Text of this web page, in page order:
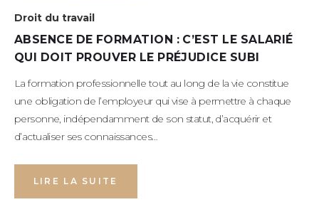
Droit du travail
ABSENCE DE FORMATION : C’EST LE SALARIÉ
QUI DOIT PROUVER LE PRÉJUDICE SUBI
La formation professionnelle tout au long de la vie constitue
une obligation de l’employeur qui vise à permettre à chaque
personne, indépendamment de son statut, d’acquérir et
d’actualiser ses connaissances…
LIRE LA SUITE